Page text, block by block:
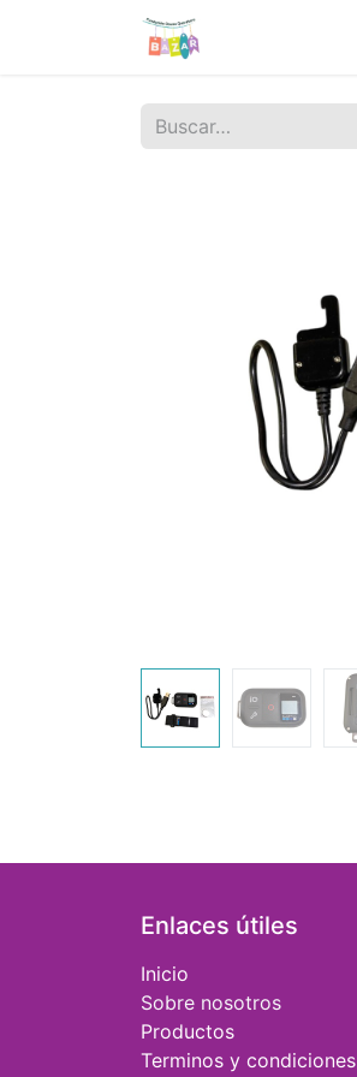
Enlaces útiles
Inicio
Sobre nosotros
Productos
Terminos y condiciones